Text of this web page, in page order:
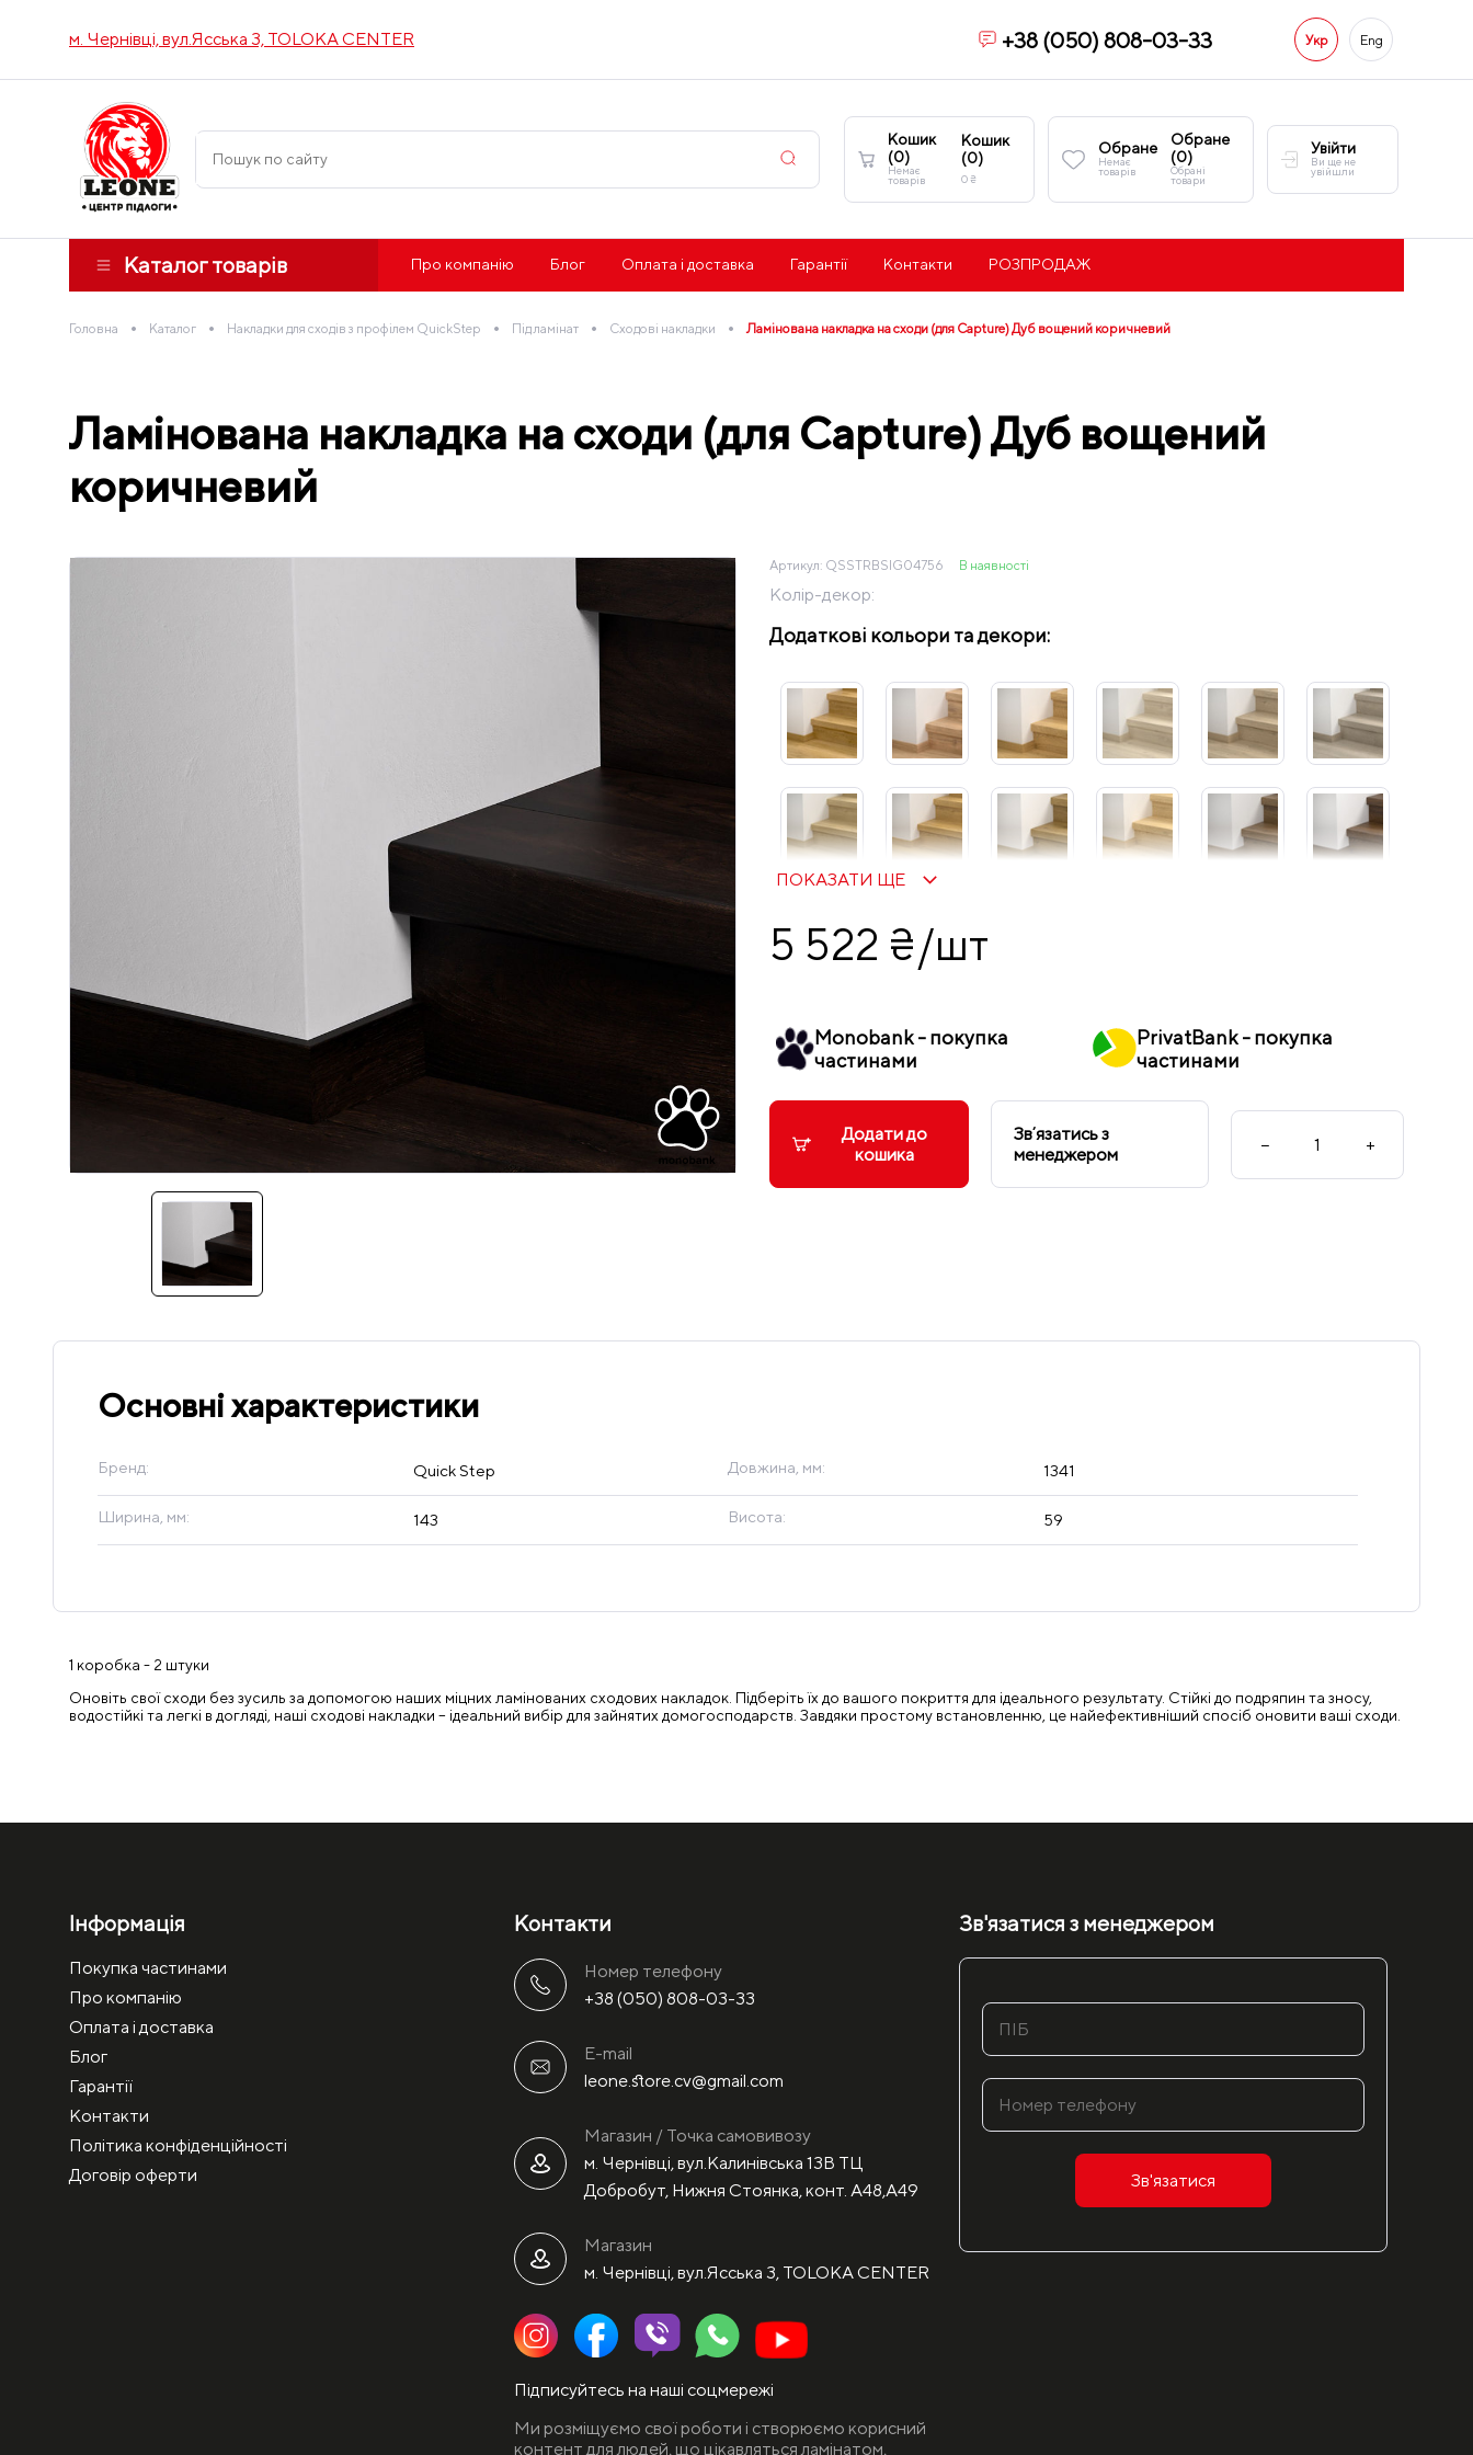
м. Чернівці, вул.Ясська 3, TOLOKA CENTER +38 (050) 808-03-33 Укр Eng
Кошик
(0)
Немає
товарів
Кошик
(0)
0₴
Обране
Немає
товарів
Обране
(0)
Обрані
товари
Увійти
Ви ще не
увійшли
Каталог товарів Про компанію Блог Оплата і доставка Гарантії Контакти РОЗПРОДАЖ
Головна • Каталог • Накладки для сходів з профілем QuickStep • Під ламінат • Сходові накладки • Ламінована накладка на сходи (для Capture) Дуб вощений коричневий
Ламінована накладка на сходи (для Capture) Дуб вощений
коричневий
Артикул: QSSTRBSIG04756 В наявності
Колір-декор:
Додаткові кольори та декори:
ПОКАЗАТИ ЩЕ
5 522 ₴/шт
Monobank - покупка
частинами
PrivatBank - покупка
частинами
Додати до
кошика
Звʼязатись з
менеджером
− +
Основні характеристики
Бренд: Quick Step Довжина, мм: 1341
Ширина, мм: 143 Висота: 59
1 коробка - 2 штуки
Оновіть свої сходи без зусиль за допомогою наших міцних ламінованих сходових накладок. Підберіть їх до вашого покриття для ідеального результату. Стійкі до подряпин та зносу,
водостійкі та легкі в догляді, наші сходові накладки – ідеальний вибір для зайнятих домогосподарств. Завдяки простому встановленню, це найефективніший спосіб оновити ваші сходи.
Інформація
Покупка частинами
Про компанію
Оплата і доставка
Блог
Гарантії
Контакти
Політика конфіденційності
Договір оферти
Контакти
Номер телефону
+38 (050) 808-03-33
E-mail
leone.store.cv@gmail.com
Магазин / Точка самовивозу
м. Чернівці, вул.Калинівська 13В ТЦ
Добробут, Нижня Стоянка, конт. А48,А49
Магазин
м. Чернівці, вул.Ясська 3, TOLOKA CENTER
Підписуйтесь на наші соцмережі
Ми розміщуємо свої роботи і створюємо корисний
контент для людей, що цікавляться ламінатом,
Зв'язатися з менеджером
Зв'язатися